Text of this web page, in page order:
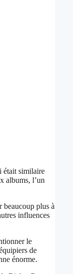
était similaire
albums, l’un
plus à
influences
le
de
énorme.